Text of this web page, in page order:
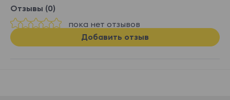
Отзывы (0)
пока нет отзывов
Добавить отзыв